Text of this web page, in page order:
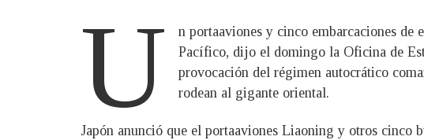
U
n portaaviones y cinco embarcaciones de
Pacífico, dijo el domingo la Oficina de
provocación del régimen autocrático
rodean al gigante oriental.
Japón anunció que el portaaviones Liaoning y otros cinco